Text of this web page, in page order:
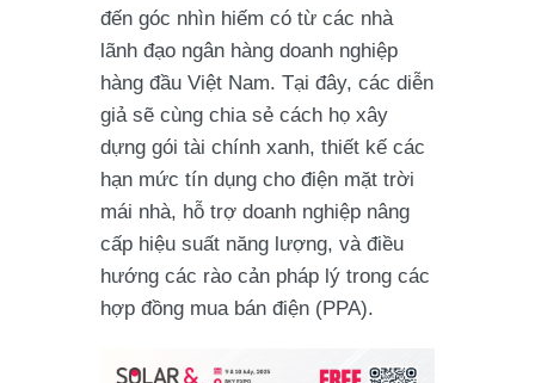
đến góc nhìn hiếm có từ các nhà
lãnh đạo ngân hàng doanh nghiệp
hàng đầu Việt Nam. Tại đây, các diễn
giả sẽ cùng chia sẻ cách họ xây
dựng gói tài chính xanh, thiết kế các
hạn mức tín dụng cho điện mặt trời
mái nhà, hỗ trợ doanh nghiệp nâng
cấp hiệu suất năng lượng, và điều
hướng các rào cản pháp lý trong các
hợp đồng mua bán điện (PPA).